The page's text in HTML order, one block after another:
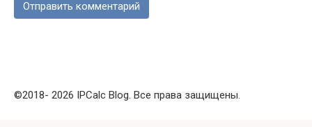
©2018- 2026 IPCalc Blog. Все права защищены.